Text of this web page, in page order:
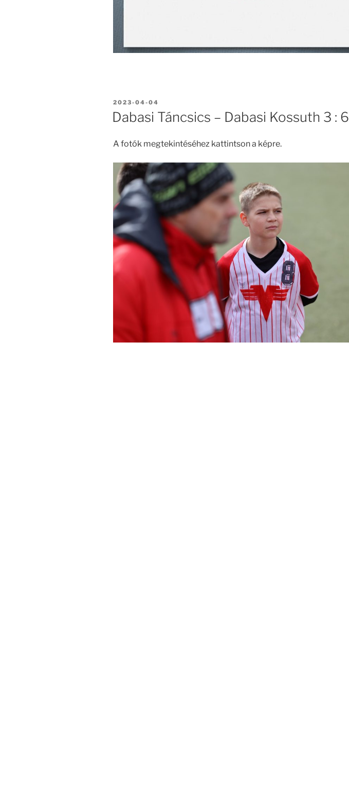
BEKÜLDVE:
2023-04-04
Dabasi Táncsics – Dabasi Kossuth 3 : 6
A fotók megtekintéséhez kattintson a képre.